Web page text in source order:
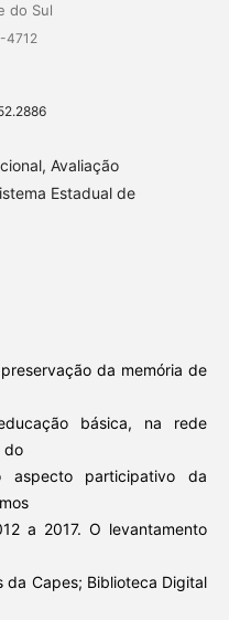
do Sul
4712
Avaliação
Estadual de
da memória de
básica, na rede
do
aspecto participativo da
a 2017. O levantamento
da Capes; Biblioteca Digital